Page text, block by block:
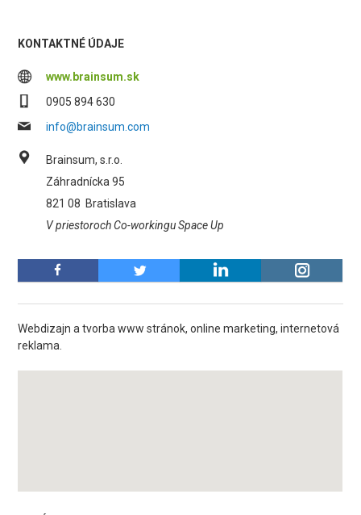
KONTAKTNÉ ÚDAJE
www.brainsum.sk
0905 894 630
info@brainsum.com
Brainsum, s.r.o.
Záhradnícka 95
821 08 Bratislava
V priestoroch Co-workingu Space Up
Webdizajn a tvorba www stránok, online marketing, internetová
reklama.